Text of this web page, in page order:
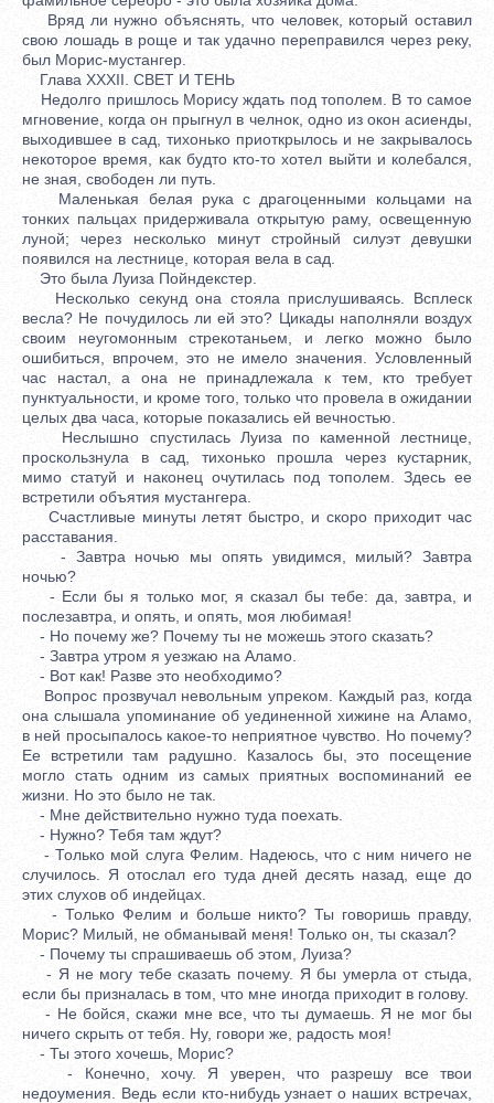
Вряд ли нужно объяснять, что человек, который оставил
свою лошадь в роще и так удачно переправился через реку,
был Морис-мустангер.
Глава XXXII. СВЕТ И ТЕНЬ
Недолго пришлось Морису ждать под тополем. В то самое
мгновение, когда он прыгнул в челнок, одно из окон асиенды,
выходившее в сад, тихонько приоткрылось и не закрывалось
некоторое время, как будто кто-то хотел выйти и колебался,
не зная, свободен ли путь.
Маленькая белая рука с драгоценными кольцами на
тонких пальцах придерживала открытую раму, освещенную
луной; через несколько минут стройный силуэт девушки
появился на лестнице, которая вела в сад.
Это была Луиза Пойндекстер.
Несколько секунд она стояла прислушиваясь. Всплеск
весла? Не почудилось ли ей это? Цикады наполняли воздух
своим неугомонным стрекотаньем, и легко можно было
ошибиться, впрочем, это не имело значения. Условленный
час настал, а она не принадлежала к тем, кто требует
пунктуальности, и кроме того, только что провела в ожидании
целых два часа, которые показались ей вечностью.
Неслышно спустилась Луиза по каменной лестнице,
проскользнула в сад, тихонько прошла через кустарник,
мимо статуй и наконец очутилась под тополем. Здесь ее
встретили объятия мустангера.
Счастливые минуты летят быстро, и скоро приходит час
расставания.
- Завтра ночью мы опять увидимся, милый? Завтра
ночью?
- Если бы я только мог, я сказал бы тебе: да, завтра, и
послезавтра, и опять, и опять, моя любимая!
- Но почему же? Почему ты не можешь этого сказать?
- Завтра утром я уезжаю на Аламо.
- Вот как! Разве это необходимо?
Вопрос прозвучал невольным упреком. Каждый раз, когда
она слышала упоминание об уединенной хижине на Аламо,
в ней просыпалось какое-то неприятное чувство. Но почему?
Ее встретили там радушно. Казалось бы, это посещение
могло стать одним из самых приятных воспоминаний ее
жизни. Но это было не так.
- Мне действительно нужно туда поехать.
- Нужно? Тебя там ждут?
- Только мой слуга Фелим. Надеюсь, что с ним ничего не
случилось. Я отослал его туда дней десять назад, еще до
этих слухов об индейцах.
- Только Фелим и больше никто? Ты говоришь правду,
Морис? Милый, не обманывай меня! Только он, ты сказал?
- Почему ты спрашиваешь об этом, Луиза?
- Я не могу тебе сказать почему. Я бы умерла от стыда,
если бы призналась в том, что мне иногда приходит в голову.
- Не бойся, скажи мне все, что ты думаешь. Я не мог бы
ничего скрыть от тебя. Ну, говори же, радость моя!
- Ты этого хочешь, Морис?
- Конечно, хочу. Я уверен, что разрешу все твои
недоумения. Ведь если кто-нибудь узнает о наших встречах,